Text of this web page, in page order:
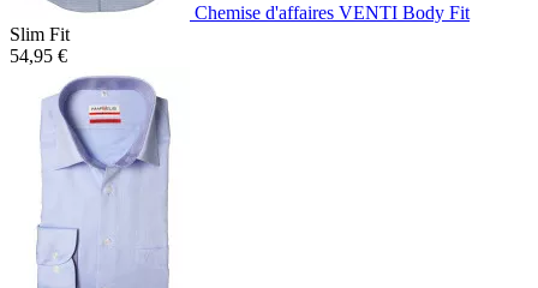
Chemise d'affaires VENTI Body Fit
Slim Fit
54,95 €